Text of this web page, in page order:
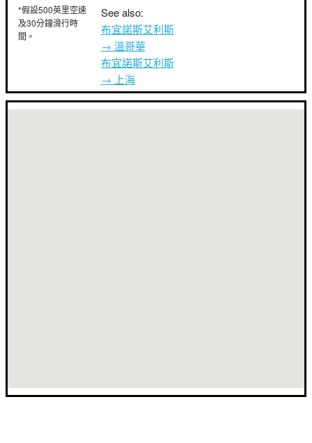
*假設500英里空速
及30分鐘滑行時
間。
See also:
布宜諾斯艾利斯
→ 溫哥華
布宜諾斯艾利斯
→ 上海